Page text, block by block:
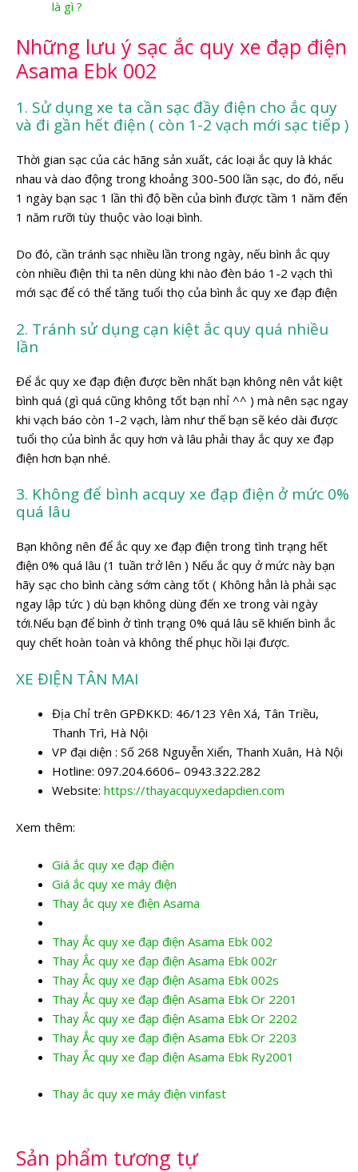
là gì ?
Những lưu ý sạc ắc quy xe đạp điện
Asama Ebk 002
1. Sử dụng xe ta cần sạc đầy điện cho ắc quy
và đi gần hết điện ( còn 1-2 vạch mới sạc tiếp )
Thời gian sạc của các hãng sản xuất, các loại ắc quy là khác
nhau và dao động trong khoảng 300-500 lần sạc, do đó, nếu
1 ngày bạn sạc 1 lần thì độ bền của bình được tầm 1 năm đến
1 năm rưỡi tùy thuộc vào loại bình.
Do đó, cần tránh sạc nhiều lần trong ngày, nếu bình ắc quy
còn nhiều điện thì ta nên dùng khi nào đèn báo 1-2 vạch thì
mới sạc để có thể tăng tuổi thọ của bình ắc quy xe đạp điện
2. Tránh sử dụng cạn kiệt ắc quy quá nhiều
lần
Để ắc quy xe đạp điện được bền nhất bạn không nên vắt kiệt
bình quá (gì quá cũng không tốt bạn nhỉ ^^ ) mà nên sạc ngay
khi vạch báo còn 1-2 vạch, làm như thế bạn sẽ kéo dài được
tuổi thọ của bình ắc quy hơn và lâu phải thay ắc quy xe đạp
điện hơn bạn nhé.
3. Không để bình acquy xe đạp điện ở mức 0%
quá lâu
Bạn không nên để ắc quy xe đạp điện trong tình trạng hết
điện 0% quá lâu (1 tuần trở lên ) Nếu ắc quy ở mức này bạn
hãy sạc cho bình càng sớm càng tốt ( Không hẳn là phải sạc
ngay lập tức ) dù bạn không dùng đến xe trong vài ngày
tới.Nếu bạn để bình ở tình trạng 0% quá lâu sẽ khiến bình ắc
quy chết hoàn toàn và không thể phục hồi lại được.
XE ĐIỆN TÂN MAI
Địa Chỉ trên GPĐKKD: 46/123 Yên Xá, Tân Triều,
Thanh Trì, Hà Nội
VP đại diện : Số 268 Nguyễn Xiển, Thanh Xuân, Hà Nội
Hotline: 097.204.6606– 0943.322.282
Website: https://thayacquyxedapdien.com
Xem thêm:
Giá ắc quy xe đạp điện
Giá ắc quy xe máy điện
Thay ắc quy xe điện Asama
Thay Ắc quy xe đạp điện Asama Ebk 002
Thay Ắc quy xe đạp điện Asama Ebk 002r
Thay Ắc quy xe đạp điện Asama Ebk 002s
Thay Ắc quy xe đạp điện Asama Ebk Or 2201
Thay Ắc quy xe đạp điện Asama Ebk Or 2202
Thay Ắc quy xe đạp điện Asama Ebk Or 2203
Thay Ắc quy xe đạp điện Asama Ebk Ry2001
Thay ắc quy xe máy điện vinfast
Sản phẩm tương tự